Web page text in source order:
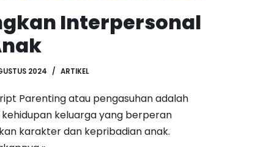
Interpersonal
2024 ARTIKEL
Parenting atau pengasuhan adalah
keluarga yang berperan
karakter dan kepribadian anak.